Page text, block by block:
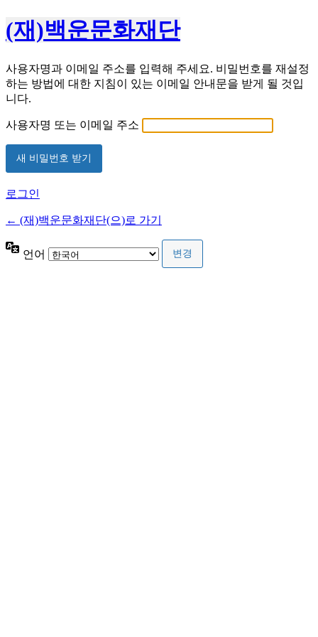
(재)백운문화재단
사용자명과 이메일 주소를 입력해 주세요. 비밀번호를 재설정
하는 방법에 대한 지침이 있는 이메일 안내문을 받게 될 것입
니다.
사용자명 또는 이메일 주소
로그인
← (재)백운문화재단(으)로 가기
언어